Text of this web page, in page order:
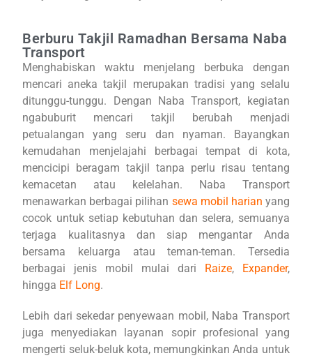
Berburu Takjil Ramadhan Bersama Naba
Transport
Menghabiskan waktu menjelang berbuka dengan
mencari aneka takjil merupakan tradisi yang selalu
ditunggu-tunggu. Dengan Naba Transport, kegiatan
ngabuburit mencari takjil berubah menjadi
petualangan yang seru dan nyaman. Bayangkan
kemudahan menjelajahi berbagai tempat di kota,
mencicipi beragam takjil tanpa perlu risau tentang
kemacetan atau kelelahan. Naba Transport
menawarkan berbagai pilihan sewa mobil harian yang
cocok untuk setiap kebutuhan dan selera, semuanya
terjaga kualitasnya dan siap mengantar Anda
bersama keluarga atau teman-teman. Tersedia
berbagai jenis mobil mulai dari Raize, Expander,
hingga Elf Long.
Lebih dari sekedar penyewaan mobil, Naba Transport
juga menyediakan layanan sopir profesional yang
mengerti seluk-beluk kota, memungkinkan Anda untuk